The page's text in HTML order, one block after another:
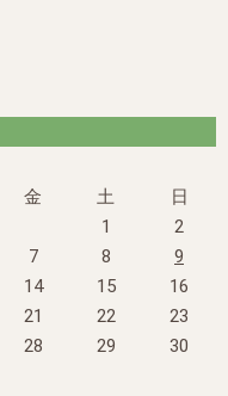
金 土
日
1
2
7 8
9
14 15
16
21 22
23
28 29
30